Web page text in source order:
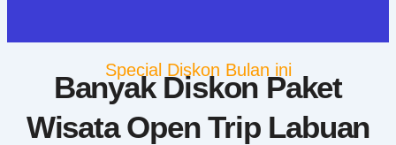
Special Diskon Bulan ini
Banyak Diskon Paket
Wisata Open Trip Labuan